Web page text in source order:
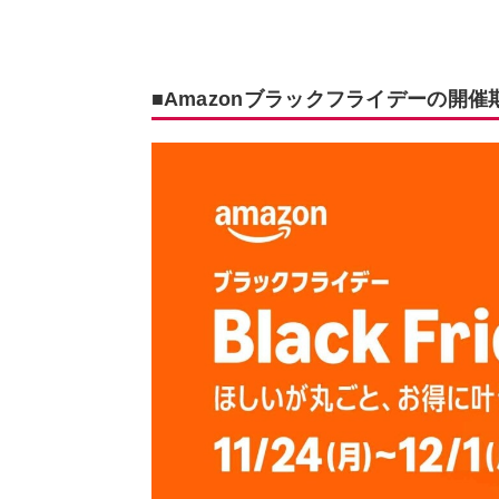
■Amazonブラックフライデーの開催